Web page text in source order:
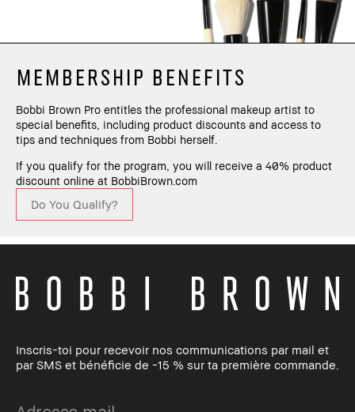
MEMBERSHIP BENEFITS
Bobbi Brown Pro entitles the professional makeup artist to
special benefits, including product discounts and access to
tips and techniques from Bobbi herself.
If you qualify for the program, you will receive a 40% product
discount online at BobbiBrown.com
Do You Qualify?
Inscris-toi pour recevoir nos communications par mail et
par SMS et bénéficie de -15 % sur ta première commande.